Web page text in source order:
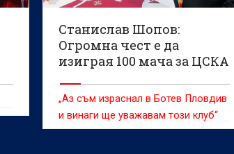
Станислав Шопов:
Огромна чест е да
изиграя 100 мача за ЦСКА
„Аз съм израснал в Ботев Пловдив
и винаги ще уважавам този клуб“